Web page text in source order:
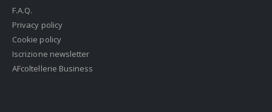
F.A.Q.
Privacy policy
Cookie policy
Iscrizione newsletter
AFcoltellerie Business